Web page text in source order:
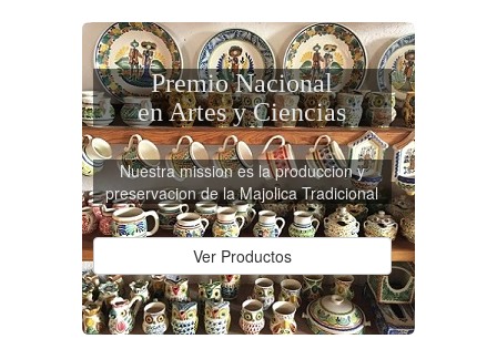
Premio Nacional
en Artes y Ciencias
Nuestra mission es la produccion y
preservacion de la Majolica Tradicional
Ver Productos